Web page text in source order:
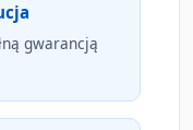
gwarancją